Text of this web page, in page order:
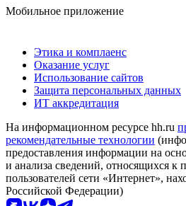
Мобильное приложение
Этика и комплаенс
Оказание услуг
Использование сайтов
Защита персональных данных
ИТ аккредитация
На информационном ресурсе hh.ru
рекомендательные технологии
предоставления информации на
и анализа сведений, относящихся к
пользователей сети «Интернет»,
Российской Федерации)